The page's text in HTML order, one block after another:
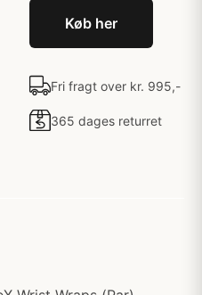
Køb her
Fri fragt over kr. 995,-
365 dages returret